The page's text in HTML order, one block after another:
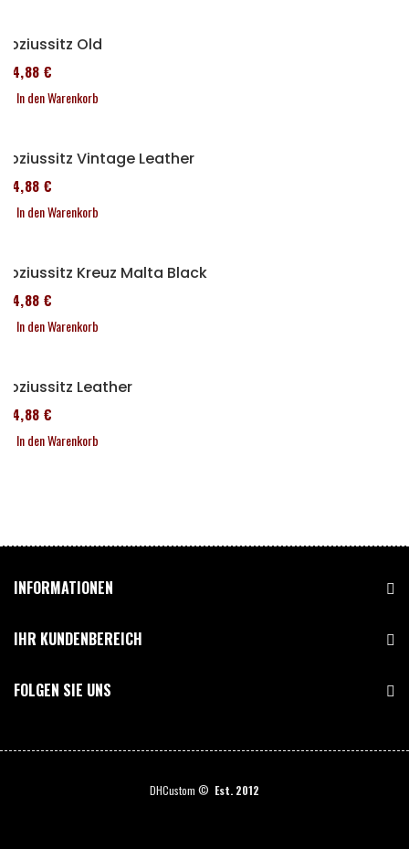
Soziussitz Old
114,88 €
In den Warenkorb
Soziussitz Vintage Leather
114,88 €
In den Warenkorb
Soziussitz Kreuz Malta Black
114,88 €
In den Warenkorb
Soziussitz Leather
114,88 €
In den Warenkorb
INFORMATIONEN
IHR KUNDENBEREICH
FOLGEN SIE UNS
DHCustom © Est. 2012